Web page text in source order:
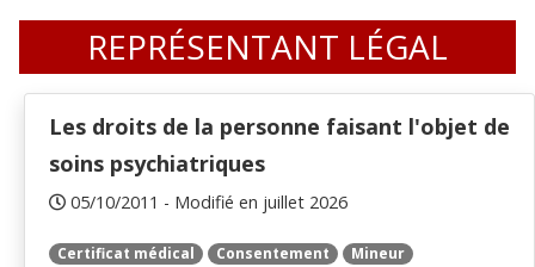
REPRÉSENTANT LÉGAL
Les droits de la personne faisant l'objet de
soins psychiatriques
05/10/2011 - Modifié en juillet 2026
Certificat médical Consentement
Mineur